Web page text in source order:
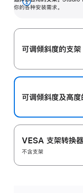
你的各种安装需求。
展
可调倾斜度的支架
可调倾斜度及高‍度
VESA 支架转换器
不含支架